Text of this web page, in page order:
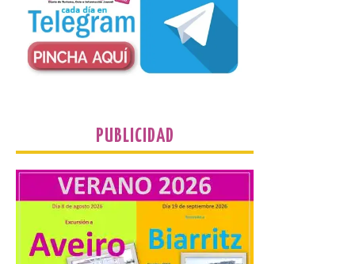
Un Bien de Interés
Cultural abandonado
desde 1949. Los
procuradores leonesistas
plantean que la Junta
contacte cuanto antes con los
Unión del Pueblo […]
La Universidad de León
distribuye folletos con la
programación del evento
del eclipse solar que
organiza con la ESA y el
PUBLICIDAD